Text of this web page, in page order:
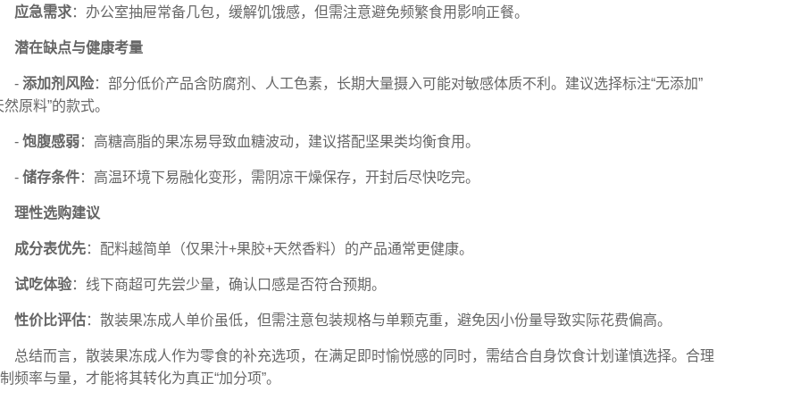
应急需求：办公室抽屉常备几包，缓解饥饿感，但需注意避免频繁食用影响正餐。
潜在缺点与健康考量
- 添加剂风险：部分低价产品含防腐剂、人工色素，长期大量摄入可能对敏感体质不利。建议选择标注“无添加”
然原料”的款式。
- 饱腹感弱：高糖高脂的果冻易导致血糖波动，建议搭配坚果类均衡食用。
- 储存条件：高温环境下易融化变形，需阴凉干燥保存，开封后尽快吃完。
理性选购建议
成分表优先：配料越简单（仅果汁+果胶+天然香料）的产品通常更健康。
试吃体验：线下商超可先尝少量，确认口感是否符合预期。
性价比评估：散装果冻成人单价虽低，但需注意包装规格与单颗克重，避免因小份量导致实际花费偏高。
总结而言，散装果冻成人作为零食的补充选项，在满足即时愉悦感的同时，需结合自身饮食计划谨慎选择。合理
频率与量，才能将其转化为真正“加分项”。